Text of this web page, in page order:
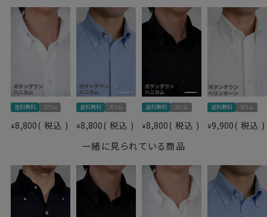
ドライ加工＝吸湿速乾素材は夏場だけでなく、オールシ
ーズン使える素材なのです。
よく見るとワイシャツ仕様のニットシャツ。
見た目はワイシャツの定番生地ピンポイントオックスフォ
●ノーアイロンで、お手入れ楽
素材として形態安定性が抜群です。
洗濯終了後は、すぐに洗濯機から取り出してしわを伸ば
し、ハンガーにかけて干すだけ。
これでアイロンがけは、ほぼ必要ありません。
たたんでも折りじわがつきづらく、しわになりにくいため、
出張や旅行にもおすすめです。
仕様表
ドライ加工
素材名
ニット（ハニカムメッシュ）
ボタンダウン
キーパー
送料無料 スリム
¥8,800 税込
送料無料 スリム
¥8,800 税込
送料無料 スリム
¥8,800 税込
送料無料 スリム
¥9,900 税込
一緒に見られている商品